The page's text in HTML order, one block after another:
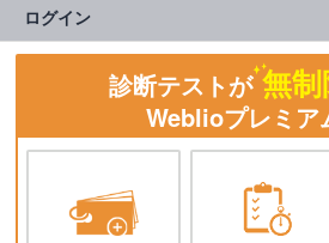
ログイン
診断テストが 無
Weblioプレミア